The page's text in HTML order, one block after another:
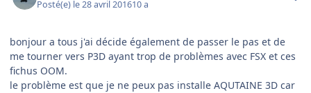
Posté(e) le 28 avril 201610 a
bonjour a tous j'ai décide également de passer le pas et de
me tourner vers P3D ayant trop de problèmes avec FSX et ces
fichus OOM.
le problème est que je ne peux pas installe AQUTAINE 3D car